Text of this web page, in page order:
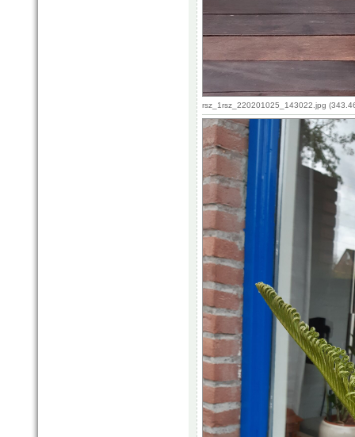
rsz_1rsz_220201025_143022.jpg